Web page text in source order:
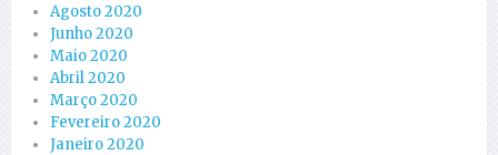
Agosto 2020
Junho 2020
Maio 2020
Abril 2020
Março 2020
Fevereiro 2020
Janeiro 2020